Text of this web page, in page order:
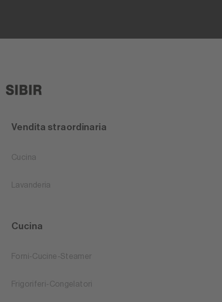
Vendita straordinaria
Cucina
Lavanderia
Cucina
Forni-Cucine-Steamer
Frigoriferi-Congelatori